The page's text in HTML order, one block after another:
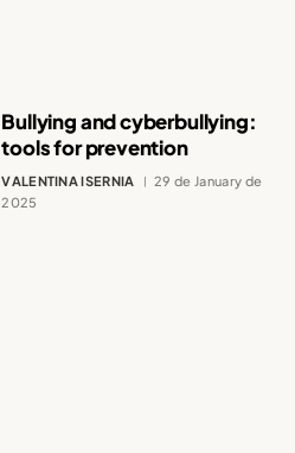
Bullying and cyberbullying:
tools for prevention
VALENTINA ISERNIA
29 de January de
2025